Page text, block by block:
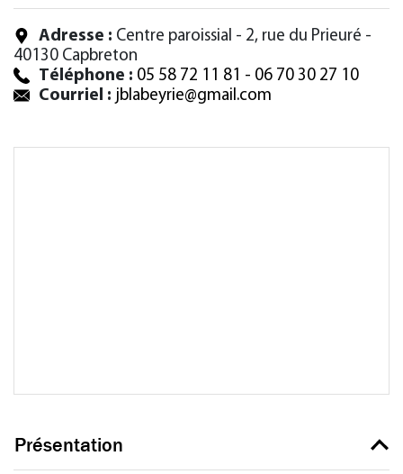
Adresse : Centre paroissial - 2, rue du Prieuré -
40130 Capbreton
Téléphone : 05 58 72 11 81 - 06 70 30 27 10
Courriel : jblabeyrie@gmail.com
Présentation